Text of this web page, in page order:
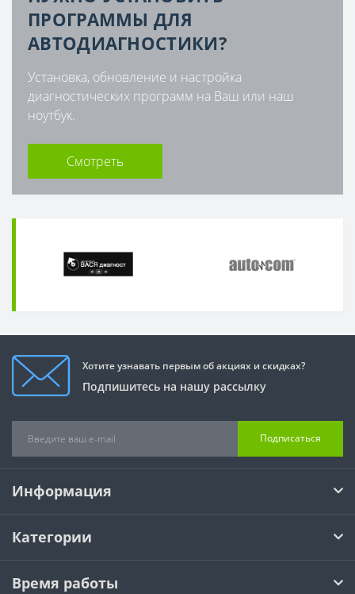
ПРОГРАММЫ ДЛЯ
АВТОДИАГНОСТИКИ?
Установка, обновление и настройка
диагностических программ на Ваш или наш
ноутбук.
Смотреть
Хотите узнавать первым об акциях и скидках?
Подпишитесь на нашу рассылку
Подписаться
Информация
Категории
Время работы